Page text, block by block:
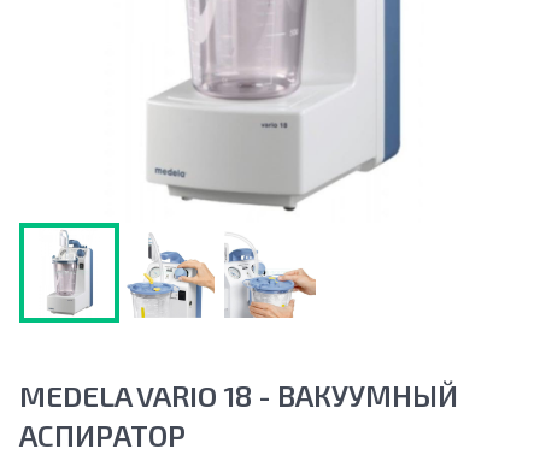
MEDELA VARIO 18 - ВАКУУМНЫЙ
АСПИРАТОР